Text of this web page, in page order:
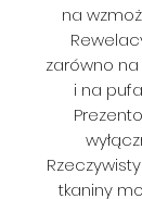
na
zarówno
i na
tkaniny